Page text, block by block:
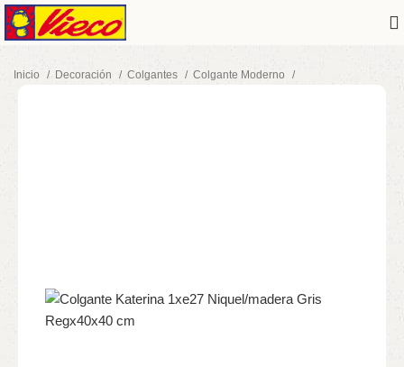
Inicio Decoración Colgantes Colgante Moderno